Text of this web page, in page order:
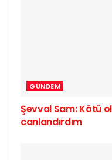
GÜNDEM
Şevval Sam: Kötü
canlandırdım